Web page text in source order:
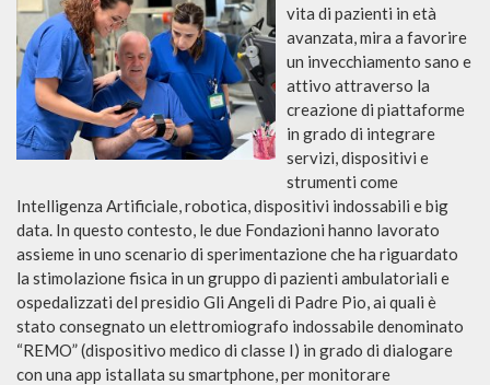
vita di pazienti in età
avanzata, mira a favorire
un invecchiamento sano e
attivo attraverso la
creazione di piattaforme
in grado di integrare
servizi, dispositivi e
strumenti come
Intelligenza Artificiale, robotica, dispositivi indossabili e big
data. In questo contesto, le due Fondazioni hanno lavorato
assieme in uno scenario di sperimentazione che ha riguardato
la stimolazione fisica in un gruppo di pazienti ambulatoriali e
ospedalizzati del presidio Gli Angeli di Padre Pio, ai quali è
stato consegnato un elettromiografo indossabile denominato
“REMO” (dispositivo medico di classe I) in grado di dialogare
con una app istallata su smartphone, per monitorare